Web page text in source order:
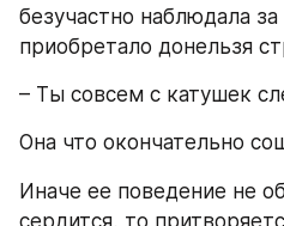
безучастно наблюдала
приобретало донельзя
– Ты совсем с катушек
Она что окончательно
Иначе ее поведение не
сердится, то